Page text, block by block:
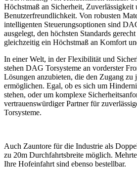
Höchstmaß an Sicherheit, Zuverlässigkeit
Benutzerfreundlichkeit. Von robusten
intelligenten Steuerungsoptionen sind
ausgelegt, den höchsten Standards
gleichzeitig ein Höchstmaß an Komfort
In einer Welt, in der Flexibilität und
stehen DAG Torsysteme an vorderster
Lösungen anzubieten, die den Zugang zu
ermöglichen. Egal, ob es sich um
stehen, oder um komplexe
vertrauenswürdiger Partner für
Torsysteme.
Auch Zauntore für die Industrie als
zu 20m Durchfahrtsbreite möglich.
Ihre Hofeinfahrt sind ebenso bestellbar.